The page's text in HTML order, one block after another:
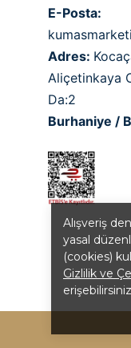
Alışveriş
yasal
(cookies)
Gizlilik ve
E-Posta:
Adres:
Aliçetinkaya
Da:2
Burhaniye /